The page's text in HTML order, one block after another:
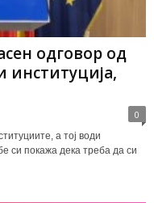
одговор од
институција,
0
а тој води
си покажа дека треба да си